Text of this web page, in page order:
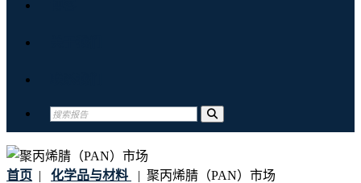
首页 | 化学品与材料 | 聚丙烯腈（PAN）市场